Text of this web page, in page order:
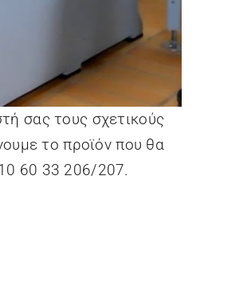
σας τους σχετικούς
το προϊόν που θα
60 33 206/207.